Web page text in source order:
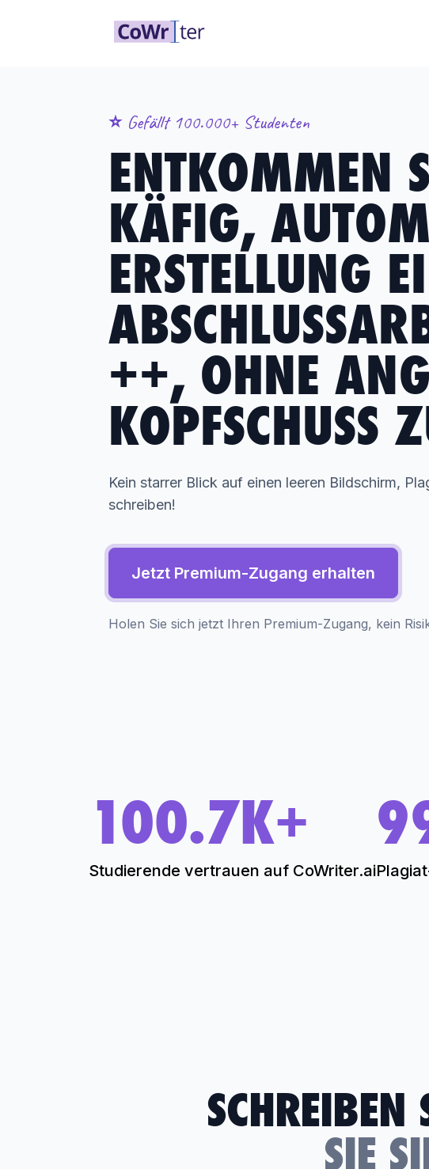
⭐️ Gefällt 100.000+ Studenten
ENTKOMMEN
KÄFIG,
ERSTELLUNG
++, OHNE
KOPFSCHUSS
Kein starrer Blick auf einen leeren Bildschirm,
schreiben!
Jetzt Premium-Zugang erhalten
Holen Sie sich jetzt Ihren Premium-Zugang, kein
100.7K+
Studierende vertrauen auf CoWriter.ai
SCHREIBEN
SIE